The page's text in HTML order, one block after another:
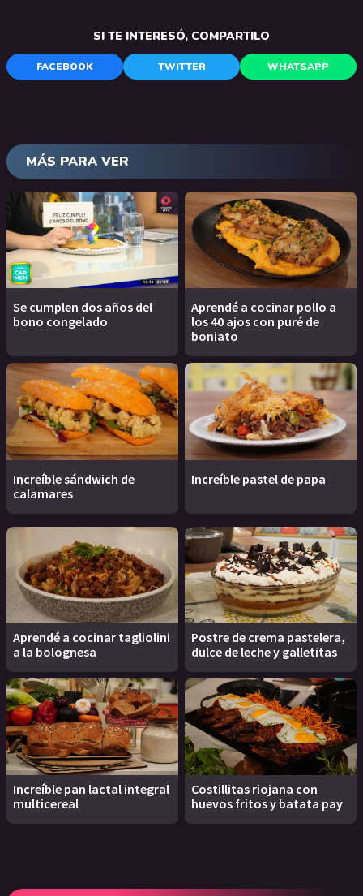
SI TE INTERESÓ, COMPARTILO
FACEBOOK TWITTER WHATSAPP
MÁS PARA VER
Se cumplen dos años del
bono congelado
Aprendé a cocinar pollo a
los 40 ajos con puré de
boniato
Increíble sándwich de
calamares
Increíble pastel de papa
Aprendé a cocinar tagliolini
a la bolognesa
Postre de crema pastelera,
dulce de leche y galletitas
Increíble pan lactal integral
multicereal
Costillitas riojana con
huevos fritos y batata pay